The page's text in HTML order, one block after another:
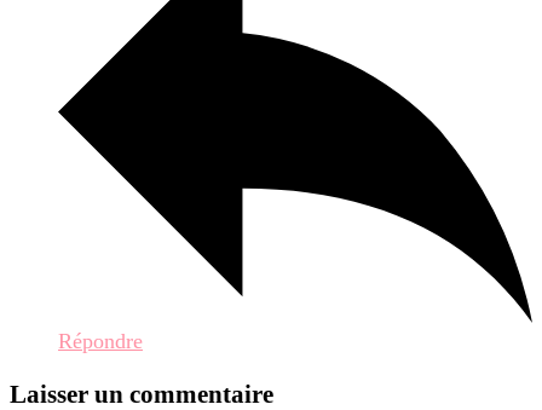
Répondre
Laisser un commentaire